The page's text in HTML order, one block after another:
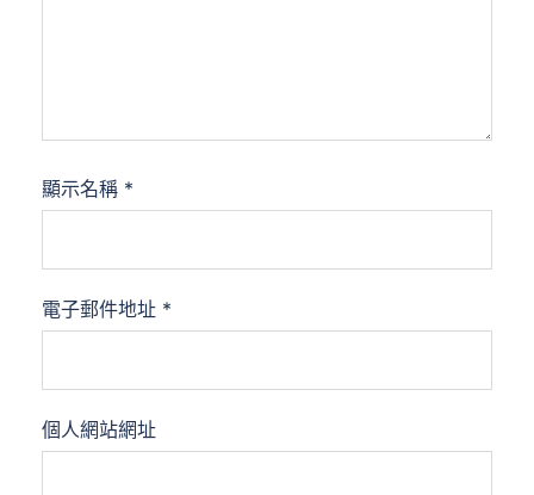
顯示名稱 *
電子郵件地址 *
個人網站網址